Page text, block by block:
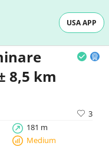
USA APP
8,5 km
3
181 m
Medium